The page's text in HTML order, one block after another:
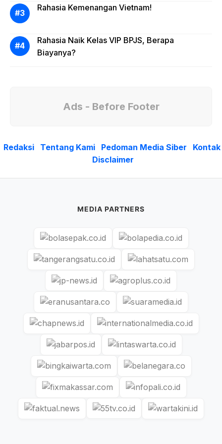
Rahasia Kemenangan Vietnam!
Rahasia Naik Kelas VIP BPJS, Berapa
Biayanya?
Ads - Before Footer
Redaksi Tentang Kami Pedoman Media Siber
Kontak
Disclaimer
MEDIA PARTNERS